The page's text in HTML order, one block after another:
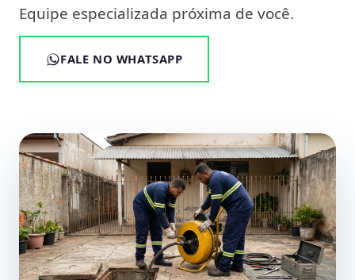
Equipe especializada próxima de você.
FALE NO WHATSAPP